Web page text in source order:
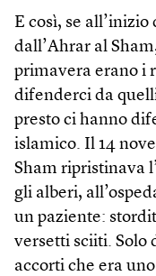
E così, se
dall’Ahrar al
primavera erano i
difenderci da
presto ci hanno
islamico. Il 14
Sham ripristinava
gli alberi,
un paziente:
versetti sciiti. Solo
accorti che era